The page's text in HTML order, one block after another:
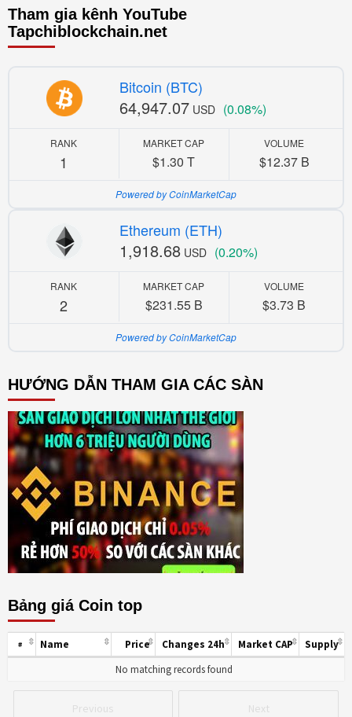
Tham gia kênh YouTube
Tapchiblockchain.net
Bitcoin (BTC)
64,947.07 USD (0.08%)
RANK
1
MARKET CAP
$1.30 T
VOLUME
$12.37 B
Powered by CoinMarketCap
Ethereum (ETH)
1,918.68 USD (0.20%)
RANK
2
MARKET CAP
$231.55 B
VOLUME
$3.73 B
Powered by CoinMarketCap
HƯỚNG DẪN THAM GIA CÁC SÀN
Bảng giá Coin top
Previous Next
# Name Price Changes 24h Market CAP
Supply
No matching records found